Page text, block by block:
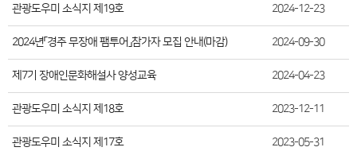
관광도우미 소식지 제19호 2024-12-23
2024년「경주 무장애 팸투어」참가자 모집 안내(마감) 2024-09-30
제7기 장애인문화해설사 양성교육 2024-04-23
관광도우미 소식지 제18호 2023-12-11
관광도우미 소식지 제17호 2023-05-31